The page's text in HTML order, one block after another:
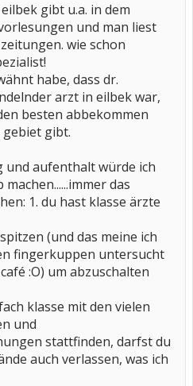
gibt u.a. in dem
und man liest
wie schon
habe, dass dr.
arzt in eilbek war,
besten abbekommen
gebiet gibt.
und aufenthalt würde ich
das
1. du hast klasse ärzte
(und das meine ich
fingerkuppen untersucht
:O) um abzuschalten
klasse mit den vielen
und
stattfinden, darfst du
auch verlassen, was ich